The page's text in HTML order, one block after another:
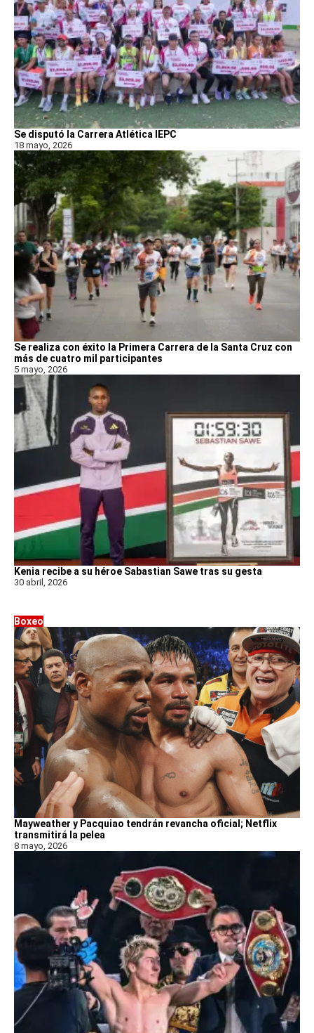
Se disputó la Carrera Atlética IEPC
18 mayo, 2026
Se realiza con éxito la Primera Carrera de la Santa Cruz con
más de cuatro mil participantes
5 mayo, 2026
Kenia recibe a su héroe Sabastian Sawe tras su gesta
30 abril, 2026
Boxeo
Mayweather y Pacquiao tendrán revancha oficial; Netflix
transmitirá la pelea
8 mayo, 2026